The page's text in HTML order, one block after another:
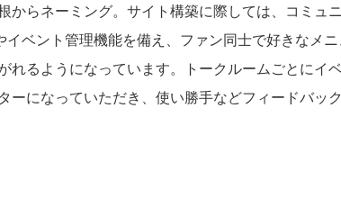
からネーミング。サイト構築に際しては、コミュ
ベント管理機能を備え、ファン同士で好きなメ
るようになっています。トークルームごとに
になっていただき、使い勝手などフィードバッ